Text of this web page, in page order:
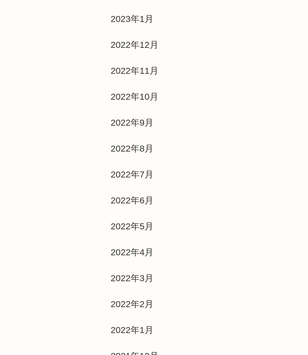
2023年1月
2022年12月
2022年11月
2022年10月
2022年9月
2022年8月
2022年7月
2022年6月
2022年5月
2022年4月
2022年3月
2022年2月
2022年1月